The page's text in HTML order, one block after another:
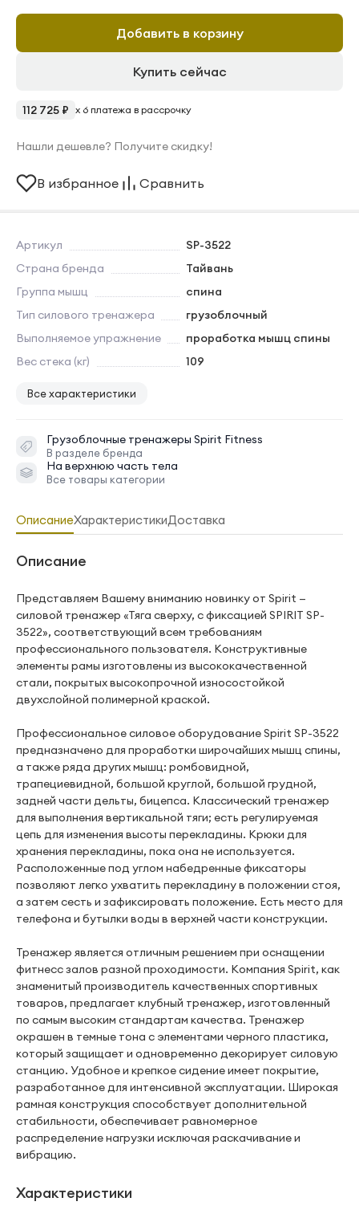
Артикул
SP-3522
Страна бренда
Тайвань
Группа мышц
спина
Тип силового тренажера
грузоблочный
Выполняемое упражнение
проработка мышц спины
Вес стека (кг)
109
Все характеристики
Грузоблочные тренажеры Spirit Fitness
В разделе бренда
На верхнюю часть тела
Все товары категории
Добавить в корзину
Купить сейчас
112 725 ₽ x 6 платежа в рассрочку
Нашли дешевле? Получите скидку!
В избранное Сравнить
ОписаниеХарактеристикиДоставка
Описание
Представляем Вашему вниманию новинку от Spirit —
силовой тренажер «Тяга сверху, с фиксацией SPIRIT SP-
3522», соответствующий всем требованиям
профессионального пользователя. Конструктивные
элементы рамы изготовлены из высококачественной
стали, покрытых высокопрочной износостойкой
двухслойной полимерной краской.
Профессиональное силовое оборудование Spirit SP-3522
предназначено для проработки широчайших мышц спины,
а также ряда других мышц: ромбовидной,
трапециевидной, большой круглой, большой грудной,
задней части дельты, бицепса. Классический тренажер
для выполнения вертикальной тяги; есть регулируемая
цепь для изменения высоты перекладины. Крюки для
хранения перекладины, пока она не используется.
Расположенные под углом набедренные фиксаторы
позволяют легко ухватить перекладину в положении стоя,
а затем сесть и зафиксировать положение. Есть место для
телефона и бутылки воды в верхней части конструкции.
Тренажер является отличным решением при оснащении
фитнесс залов разной проходимости. Компания Spirit, как
знаменитый производитель качественных спортивных
товаров, предлагает клубный тренажер, изготовленный
по самым высоким стандартам качества. Тренажер
окрашен в темные тона с элементами черного пластика,
который защищает и одновременно декорирует силовую
станцию. Удобное и крепкое сидение имеет покрытие,
разработанное для интенсивной эксплуатации. Широкая
рамная конструкция способствует дополнительной
стабильности, обеспечивает равномерное
распределение нагрузки исключая раскачивание и
вибрацию.
Характеристики